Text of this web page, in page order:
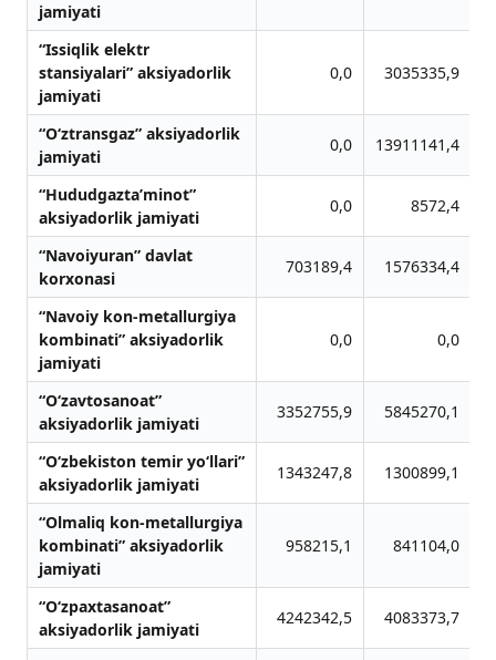
jamiyati
“Issiqlik elektr
stansiyalari” aksiyadorlik
jamiyati
0,0 3035335,9
“O‘ztransgaz” aksiyadorlik
jamiyati
0,0 13911141,4
“Hududgazta’minot”
aksiyadorlik jamiyati
0,0 8572,4
“Navoiyuran” davlat
korxonasi
703189,4 1576334,4
“Navoiy kon-metallurgiya
kombinati” aksiyadorlik
jamiyati
0,0 0,0
“O‘zavtosanoat”
aksiyadorlik jamiyati
3352755,9 5845270,1
“O‘zbekiston temir yo‘llari”
aksiyadorlik jamiyati
1343247,8 1300899,1
“Olmaliq kon-metallurgiya
kombinati” aksiyadorlik
jamiyati
958215,1 841104,0
“O‘zpaxtasanoat”
aksiyadorlik jamiyati
4242342,5 4083373,7